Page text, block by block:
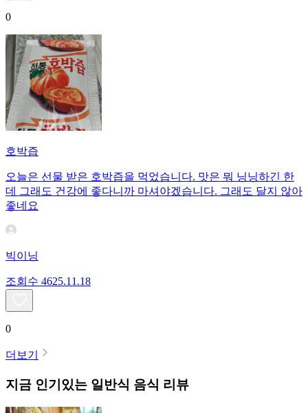
0
호박즙
오늘은 선물 받은 호박즙을 먹었습니다. 맛은 뭐 닝닝하긴 한
데 그래도 건강에 좋다니까 마셔야겠습니다. 그래도 달지 않아
좋네요
빅이닝
조회수 4625.11.18
0
더보기
지금 인기있는 일반식 음식 리뷰